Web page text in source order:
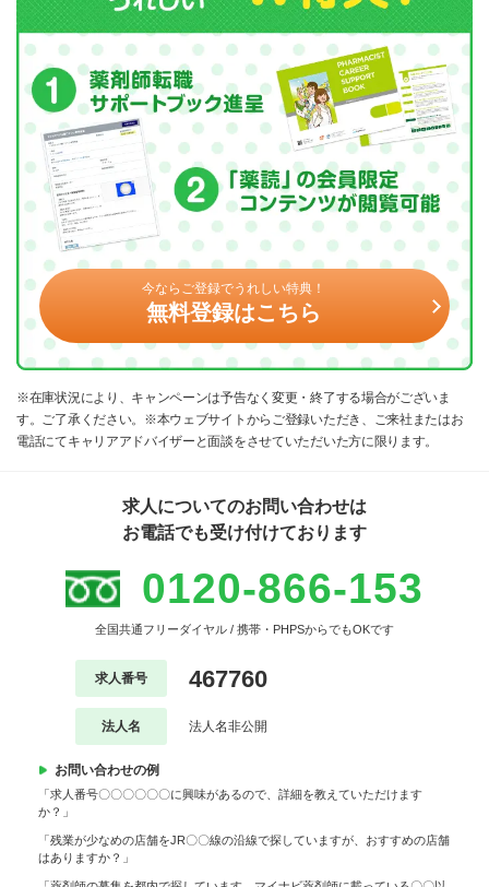
今ならご登録でうれしい特典！
無料登録はこちら
※在庫状況により、キャンペーンは予告なく変更・終了する場合がございま
す。ご了承ください。※本ウェブサイトからご登録いただき、ご来社またはお
電話にてキャリアアドバイザーと面談をさせていただいた方に限ります。
求人についてのお問い合わせは
お電話でも受け付けております
0120-866-153
全国共通フリーダイヤル / 携帯・PHPSからでもOKです
求人番号 467760
法人名 法人名非公開
お問い合わせの例
「求人番号〇〇〇〇〇〇に興味があるので、詳細を教えていただけます
か？」
「残業が少なめの店舗をJR〇〇線の沿線で探していますが、おすすめの店舗
はありますか？」